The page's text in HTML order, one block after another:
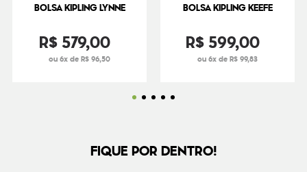
BOLSA KIPLING LYNNE
R$579,00
ou 6x de R$ 96,50
BOLSA KIPLING KEEFE
R$599,00
ou 6x de R$ 99,83
FIQUE POR DENTRO!